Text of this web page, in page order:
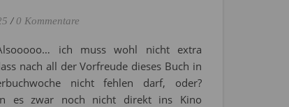
/ 0 Kommentare
ich muss wohl nicht extra
nach all der Vorfreude dieses Buch in
nicht fehlen darf, oder?
es zwar noch nicht direkt ins Kino